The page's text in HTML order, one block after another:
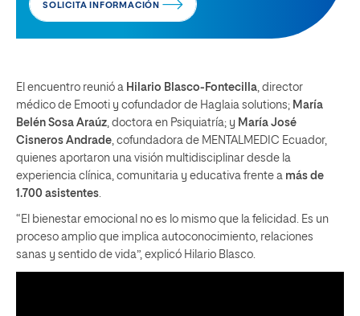
SOLICITA INFORMACIÓN
El encuentro reunió a Hilario Blasco-Fontecilla , director
médico de Emooti y cofundador de Haglaia solutions; María
Belén Sosa Araúz , doctora en Psiquiatría; y María José
Cisneros Andrade , cofundadora de MENTALMEDIC Ecuador,
quienes aportaron una visión multidisciplinar desde la
experiencia clínica, comunitaria y educativa frente a más de
1.700 asistentes
“El bienestar emocional no es lo mismo que la felicidad. Es un
proceso amplio que implica autoconocimiento, relaciones
sanas y sentido de vida”, explicó Hilario Blasco.